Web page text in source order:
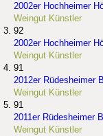
2002er Hochheimer
Weingut Künstler
92
2002er Hochheimer
Weingut Künstler
91
2012er Rüdesheimer
Weingut Künstler
91
2011er Rüdesheimer
Weingut Künstler